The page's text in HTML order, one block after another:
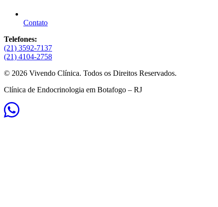
Contato
Telefones:
(21) 3592-7137
(21) 4104-2758
© 2026 Vivendo Clínica. Todos os Direitos Reservados.
Clínica de Endocrinologia em Botafogo – RJ